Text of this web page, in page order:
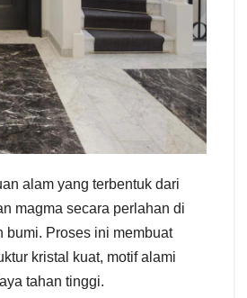
alam yang terbentuk dari
magma secara perlahan di
bumi. Proses ini membuat
kristal kuat, motif alami
tahan tinggi.